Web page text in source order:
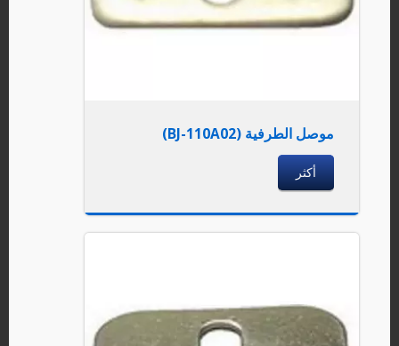
موصل الطرفية (BJ-110A02)
أكثر